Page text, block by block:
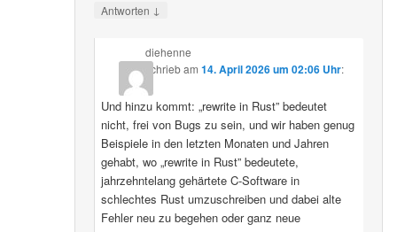
Antworten ↓
diehenne
schriebam 14. April 2026 um 02:06 Uhr:
Und hinzu kommt: „rewrite in Rust” bedeutet
nicht, frei von Bugs zu sein, und wir haben genug
Beispiele in den letzten Monaten und Jahren
gehabt, wo „rewrite in Rust” bedeutete,
jahrzehntelang gehärtete C-Software in
schlechtes Rust umzuschreiben und dabei alte
Fehler neu zu begehen oder ganz neue